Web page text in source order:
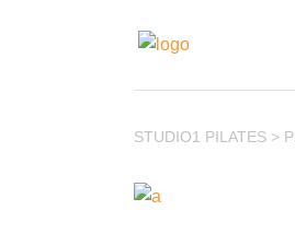
STUDIO1 PILATES >